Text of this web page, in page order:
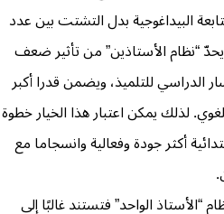
البيداغوجية بدل التشتت بين عدد
“نظام الأستاذين” من تأثير ضعف
الدراسي للتلميذ، ويضمن قدرا أكبر
لذلك يمكن اعتبار هذا الخيار خطوة
أكثر جودة وفعالية وانسجاما مع
“الأستاذ الواحد” فتستند غالبًا إلى